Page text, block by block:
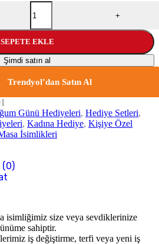
Masa İsimliği adet
+
SEPETE EKLE
Şimdi satın al
Trendyol’dan Satın Al
Günü Hediyeleri, Hediye Setleri,
, Kadına Hediye, Kişiye Özel
İsimlikleri
(0)
isimliğimiz size veya sevdiklerinize
sahiptir.
iş değiştirme, terfi veya yeni iş